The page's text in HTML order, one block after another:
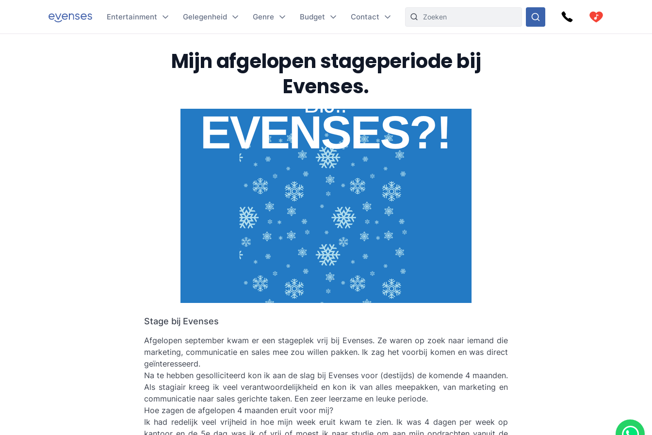
Entertainment Gelegenheid Genre Budget Contact
Mijn afgelopen stageperiode bij
Evenses.
Stage bij Evenses
Afgelopen september kwam er een stageplek vrij bij Evenses. Ze waren op zoek naar iemand die
marketing, communicatie en sales mee zou willen pakken. Ik zag het voorbij komen en was direct
geïnteresseerd.
Na te hebben gesolliciteerd kon ik aan de slag bij Evenses voor (destijds) de komende 4 maanden.
Als stagiair kreeg ik veel verantwoordelijkheid en kon ik van alles meepakken, van marketing en
communicatie naar sales gerichte taken. Een zeer leerzame en leuke periode.
Hoe zagen de afgelopen 4 maanden eruit voor mij?
Ik had redelijk veel vrijheid in hoe mijn week eruit kwam te zien. Ik was 4 dagen per week op